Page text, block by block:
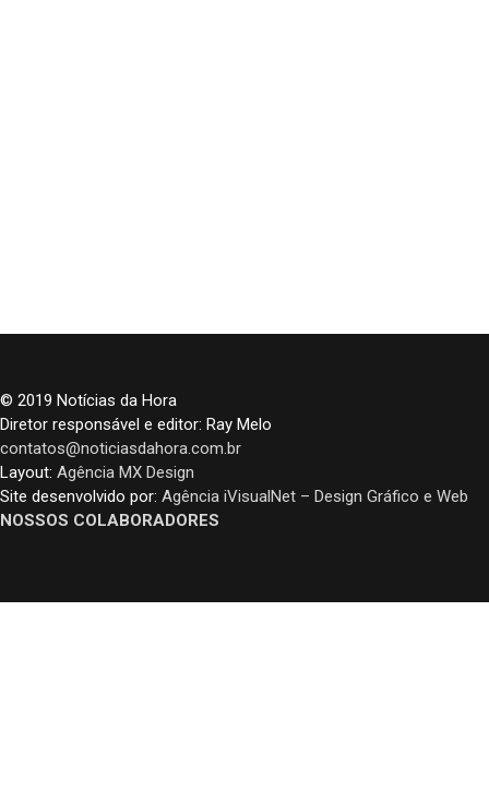
© 2019 Notícias da Hora
Diretor responsável e editor: Ray Melo
contatos@noticiasdahora.com.br
Layout: Agência MX Design
Site desenvolvido por: Agência iVisualNet – Design Gráfico e Web
NOSSOS COLABORADORES